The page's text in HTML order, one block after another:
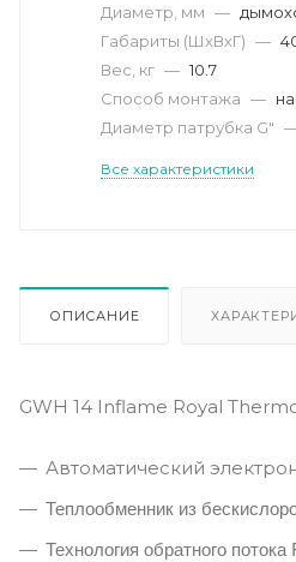
Диаметр, мм —
Габариты (ШхВхГ) —
Вес, кг — 10.7
Способ монтажа —
Диаметр патрубка G"
Все характеристики
ОПИСАНИЕ
GWH 14 Inflame Royal
Автоматический
Теплообменник из
Технология обратного